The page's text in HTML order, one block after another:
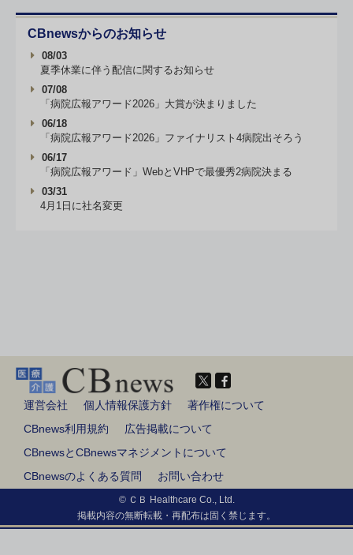
CBnewsからのお知らせ
08/03
夏季休業に伴う配信に関するお知らせ
07/08
「病院広報アワード2026」大賞が決まりました
06/18
「病院広報アワード2026」ファイナリスト4病院出そろう
06/17
「病院広報アワード」WebとVHPで最優秀2病院決まる
03/31
4月1日に社名変更
運営会社 個人情報保護方針
著作権について
CBnews利用規約
広告掲載について
CBnewsとCBnewsマネジメントについて
CBnewsのよくある質問
お問い合わせ
© ＣＢ Healthcare Co., Ltd.
掲載内容の無断転載・再配布は固く禁じます。